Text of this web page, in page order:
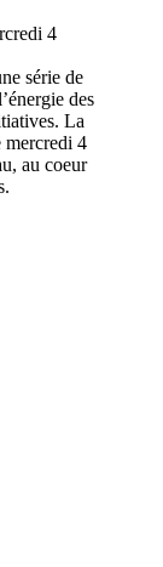
série de
des
La
mercredi 4
au coeur